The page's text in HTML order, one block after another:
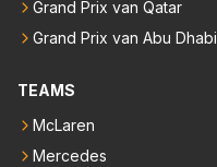
Grand Prix van Qatar
Grand Prix van Abu Dhabi
TEAMS
McLaren
Mercedes